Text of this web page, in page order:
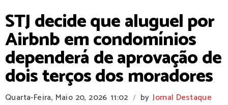
STJ decide que aluguel por
Airbnb em condomínios
dependerá de aprovação de
dois terços dos moradores
Quarta-Feira, Maio 20, 2026 11:02 / by Jornal Destaque